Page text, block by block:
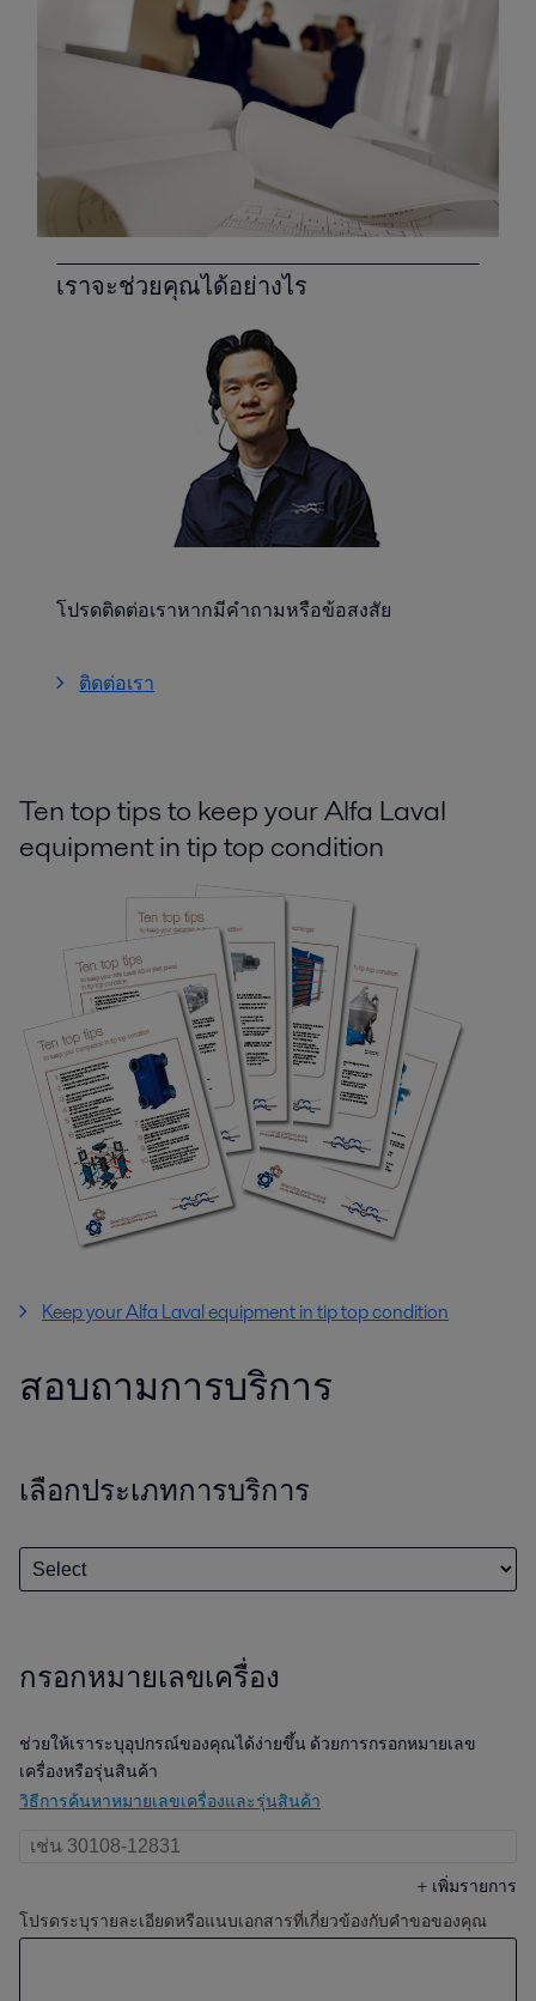
เราจะช่วยคุณได้อย่างไร
โปรดติดต่อเราหากมีคำถามหรือข้อสงสัย
ติดต่อเรา
Ten top tips to keep your Alfa Laval
equipment in tip top condition
Keep your Alfa Laval equipment in tip top condition
สอบถามการบริการ
เลือกประเภทการบริการ
กรอกหมายเลขเครื่อง
ช่วยให้เราระบุอุปกรณ์ของคุณได้ง่ายขึ้น ด้วยการกรอกหมายเลข
เครื่องหรือรุ่นสินค้า
วิธีการค้นหาหมายเลขเครื่องและรุ่นสินค้า
+ เพิ่มรายการ
โปรดระบุรายละเอียดหรือแนบเอกสารที่เกี่ยวข้องกับคำขอของคุณ